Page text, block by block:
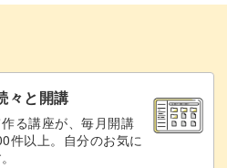
々と開講
る講座が、毎月開講
件以上。自分のお気に